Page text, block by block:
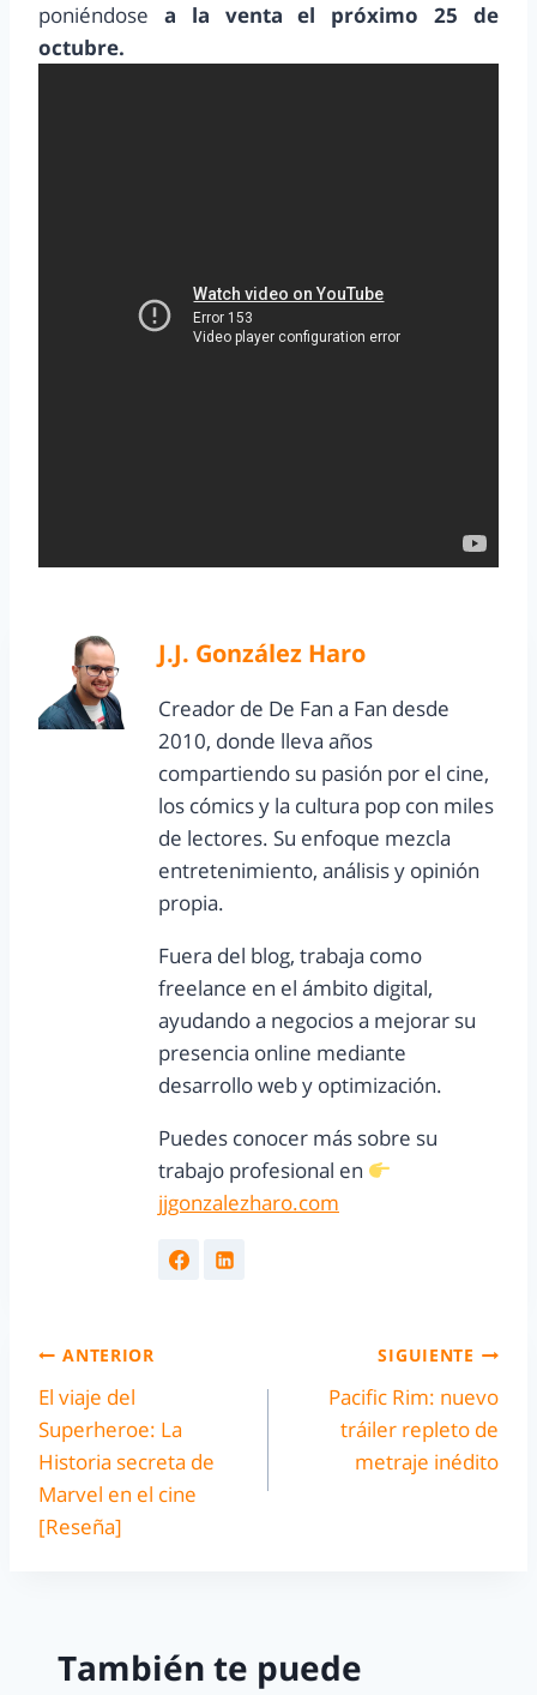
poniéndose a la venta el próximo 25 de
octubre.
J.J. González Haro
Creador de De Fan a Fan desde
2010, donde lleva años
compartiendo su pasión por el cine,
los cómics y la cultura pop con miles
de lectores. Su enfoque mezcla
entretenimiento, análisis y opinión
propia.
Fuera del blog, trabaja como
freelance en el ámbito digital,
ayudando a negocios a mejorar su
presencia online mediante
desarrollo web y optimización.
Puedes conocer más sobre su
trabajo profesional en
jjgonzalezharo.com
ANTERIOR
El viaje del
Superheroe: La
Historia secreta de
Marvel en el cine
[Reseña]
SIGUIENTE
Pacific Rim: nuevo
tráiler repleto de
metraje inédito
También te puede